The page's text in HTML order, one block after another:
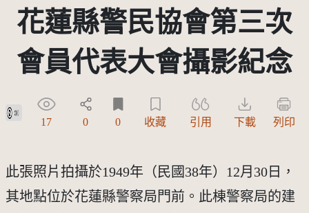
花蓮縣警民協會第三次
會員代表大會攝影紀念
公眾領域貢獻宣告(CC0)
17 0 0 收藏 引用 下載 列印
此張照片拍攝於1949年（民國38年）12月30日，
其地點位於花蓮縣警察局門前。此棟警察局的建